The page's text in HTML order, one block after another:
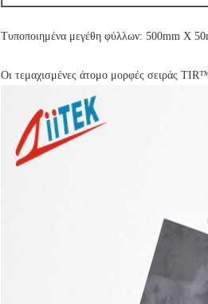
Τυποποιημένα μεγέθη φύλλων: 500mm X
Οι τεμαχισμένες άτομο μορφές σειράς